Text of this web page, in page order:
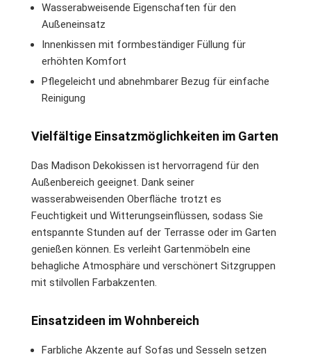
Wasserabweisende Eigenschaften für den
Außeneinsatz
Innenkissen mit formbeständiger Füllung für
erhöhten Komfort
Pflegeleicht und abnehmbarer Bezug für einfache
Reinigung
Vielfältige Einsatzmöglichkeiten im Garten
Das Madison Dekokissen ist hervorragend für den
Außenbereich geeignet. Dank seiner
wasserabweisenden Oberfläche trotzt es
Feuchtigkeit und Witterungseinflüssen, sodass Sie
entspannte Stunden auf der Terrasse oder im Garten
genießen können. Es verleiht Gartenmöbeln eine
behagliche Atmosphäre und verschönert Sitzgruppen
mit stilvollen Farbakzenten.
Einsatzideen im Wohnbereich
Farbliche Akzente auf Sofas und Sesseln setzen